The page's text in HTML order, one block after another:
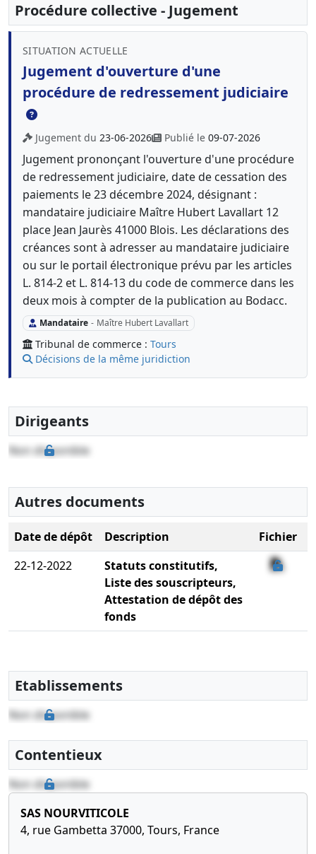
Procédure collective - Jugement
SITUATION ACTUELLE
Jugement d'ouverture d'une
procédure de redressement judiciaire
Jugement du 23-06-2026 Publié le 09-07-2026
Jugement prononçant l'ouverture d'une procédure
de redressement judiciaire, date de cessation des
paiements le 23 décembre 2024, désignant :
mandataire judiciaire Maître Hubert Lavallart 12
place Jean Jaurès 41000 Blois. Les déclarations des
créances sont à adresser au mandataire judiciaire
ou sur le portail électronique prévu par les articles
L. 814-2 et L. 814-13 du code de commerce dans les
deux mois à compter de la publication au Bodacc.
Mandataire - Maître Hubert Lavallart
Tribunal de commerce : Tours
Décisions de la même juridiction
Dirigeants
Non disponible
Autres documents
Date de dépôt Description
Fichier
22-12-2022
Statuts constitutifs,
Liste des souscripteurs,
Attestation de dépôt des
fonds
Etablissements
Non disponible
Contentieux
Non disponible
SAS NOURVITICOLE
4, rue Gambetta 37000, Tours, France